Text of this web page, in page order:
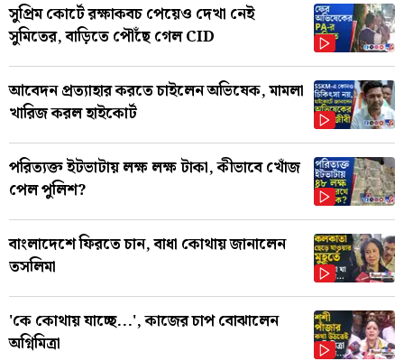
সুপ্রিম কোর্টে রক্ষাকবচ পেয়েও দেখা নেই
সুমিতের, বাড়িতে পৌঁছে গেল CID
আবেদন প্রত্যাহার করতে চাইলেন অভিষেক, মামলা
খারিজ করল হাইকোর্ট
পরিত্যক্ত ইটভাটায় লক্ষ লক্ষ টাকা, কীভাবে খোঁজ
পেল পুলিশ?
বাংলাদেশে ফিরতে চান, বাধা কোথায় জানালেন
তসলিমা
'কে কোথায় যাচ্ছে...', কাজের চাপ বোঝালেন
অগ্নিমিত্রা